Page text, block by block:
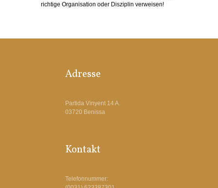
richtige Organisation oder Disziplin verweisen!
Adresse
Partida Vinyent 14 A.
03720 Benissa
Kontakt
Telefonnummer: